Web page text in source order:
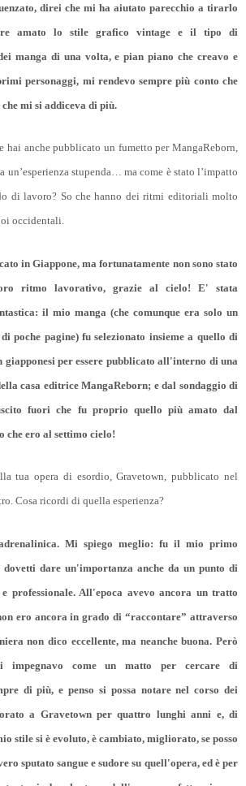
direi che mi ha aiutato parecchio a tirarlo
amato lo stile grafico vintage e il tipo di
manga di una volta, e pian piano che creavo e
personaggi, mi rendevo sempre più conto che
mi si addiceva di più.
hai anche pubblicato un fumetto per MangaReborn,
un’esperienza stupenda… ma come è stato l’impatto
di lavoro? So che hanno dei ritmi editoriali molto
occidentali.
in Giappone, ma fortunatamente non sono stato
ritmo lavorativo, grazie al cielo! E' stata
il mio manga (che comunque era solo un
poche pagine) fu selezionato insieme a quello di
per essere pubblicato all'interno di una
casa editrice MangaReborn; e dal sondaggio di
fuori che fu proprio quello più amato dal
che ero al settimo cielo!
tua opera di esordio, Gravetown, pubblicato nel
Cosa ricordi di quella esperienza?
Mi spiego meglio: fu il mio primo
dare un'importanza anche da un punto di
professionale. All'epoca avevo ancora un tratto
ero ancora in grado di “raccontare” attraverso
non dico eccellente, ma neanche buona. Però
impegnavo come un matto per cercare di
di più, e penso si possa notare nel corso dei
a Gravetown per quattro lunghi anni e, di
stile si è evoluto, è cambiato, migliorato, se posso
sputato sangue e sudore su quell'opera, ed è per